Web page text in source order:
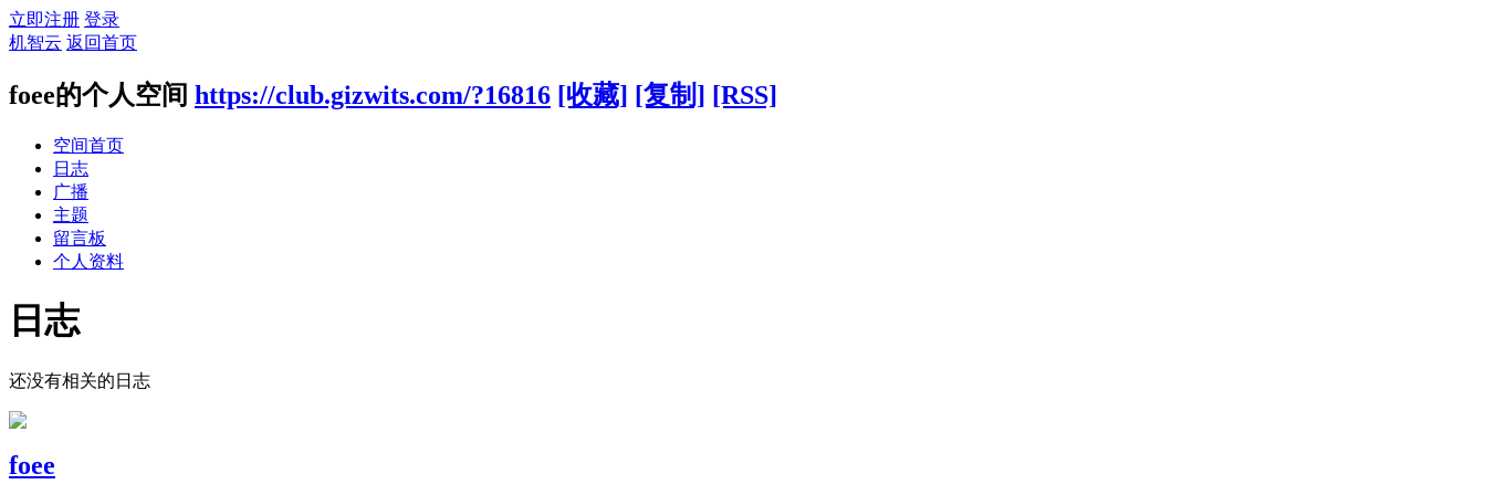
立即注册 登录
机智云 返回首页
foee的个人空间 https://club.gizwits.com/?16816 [收藏] [复制] [RSS]
空间首页
日志
广播
主题
留言板
个人资料
日志
还没有相关的日志
foee